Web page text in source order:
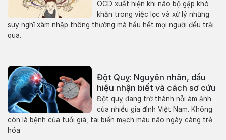
OCD xuất hiện khi não bộ gặp khó
khăn trong việc lọc và xử lý những
suy nghĩ xâm nhập thông thường mà hầu hết mọi người đều trải
qua.
Đột Quỵ: Nguyên nhân, dấu
hiệu nhận biết và cách sơ cứu
Đột quỵ đang trở thành nỗi ám ảnh
của nhiều gia đình Việt Nam. Không
còn là bệnh của tuổi già, tai biến mạch máu não ngày càng trẻ
hóa